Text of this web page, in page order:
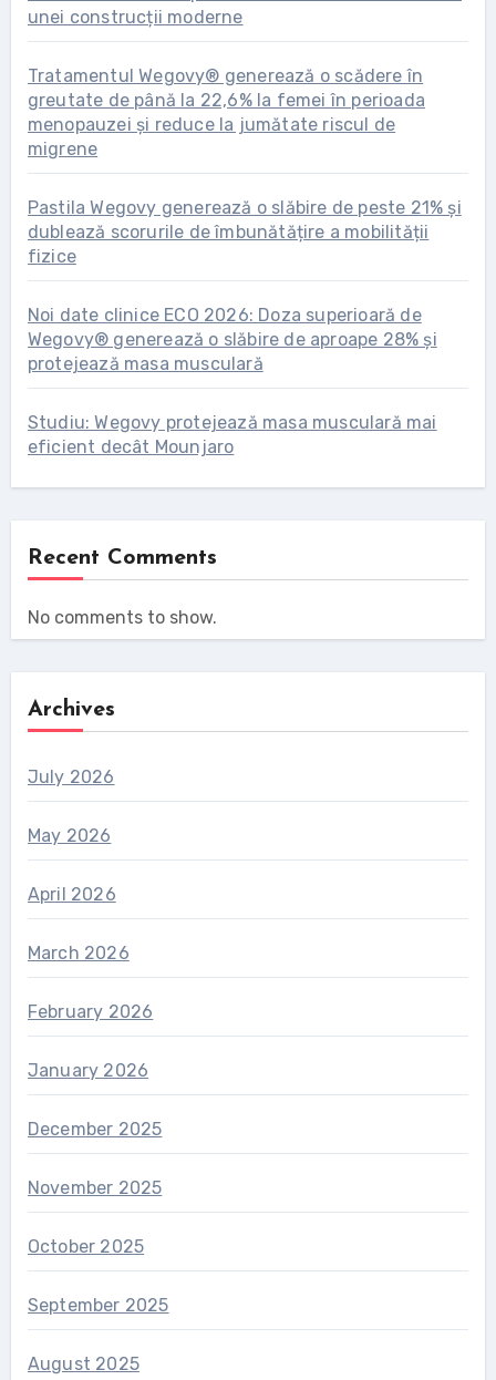
unei construcții moderne
Tratamentul Wegovy® generează o scădere în
greutate de până la 22,6% la femei în perioada
menopauzei și reduce la jumătate riscul de
migrene
Pastila Wegovy generează o slăbire de peste 21% și
dublează scorurile de îmbunătățire a mobilității
fizice
Noi date clinice ECO 2026: Doza superioară de
Wegovy® generează o slăbire de aproape 28% și
protejează masa musculară
Studiu: Wegovy protejează masa musculară mai
eficient decât Mounjaro
Recent Comments
No comments to show.
Archives
July 2026
May 2026
April 2026
March 2026
February 2026
January 2026
December 2025
November 2025
October 2025
September 2025
August 2025